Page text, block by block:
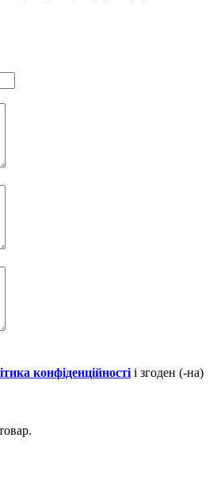
конфіденційності і згоден (-на)